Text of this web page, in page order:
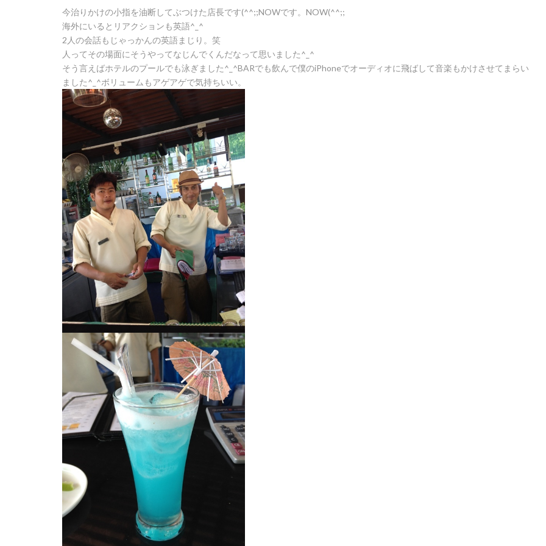
今治りかけの小指を油断してぶつけた店長です(^^;;NOWです。NOW(^^;;
海外にいるとリアクションも英語^_^
2人の会話もじゃっかんの英語まじり。笑
人ってその場面にそうやってなじんでくんだなって思いました^_^
そう言えばホテルのプールでも泳ぎました^_^BARでも飲んで僕のiPhoneでオーディオに飛ばして音楽もかけさせてまらい
ました^_^ボリュームもアゲアゲで気持ちいい。